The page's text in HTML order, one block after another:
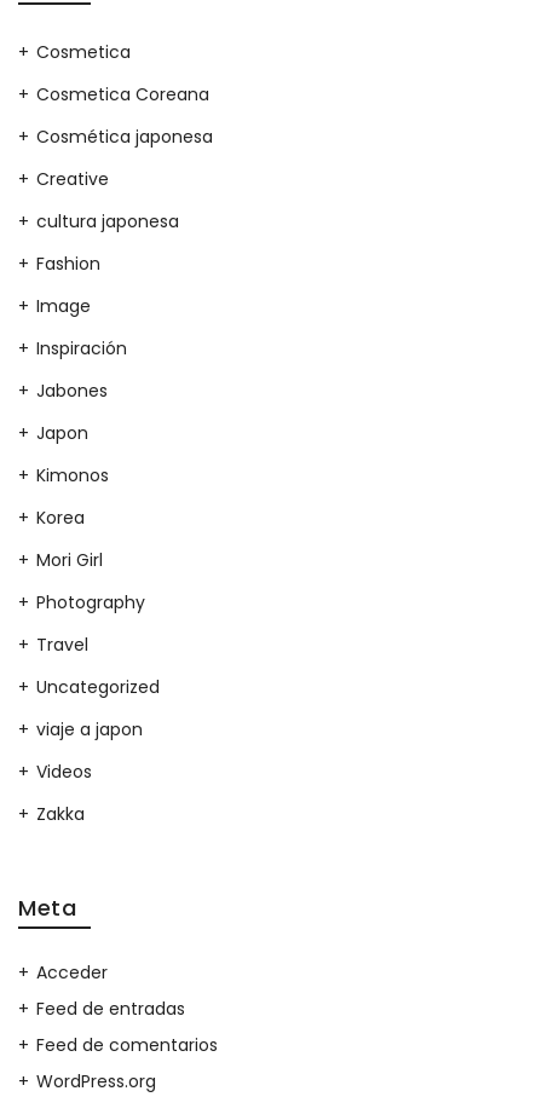
Cosmetica
Cosmetica Coreana
Cosmética japonesa
Creative
cultura japonesa
Fashion
Image
Inspiración
Jabones
Japon
Kimonos
Korea
Mori Girl
Photography
Travel
Uncategorized
viaje a japon
Videos
Zakka
Meta
Acceder
Feed de entradas
Feed de comentarios
WordPress.org